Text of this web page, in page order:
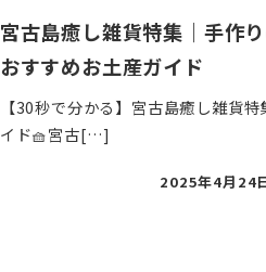
宮古島癒し雑貨特集｜手作
おすすめお土産ガイド
【30秒で分かる】宮古島癒し雑貨
イド🧺宮古[…]
投
2025年4月24